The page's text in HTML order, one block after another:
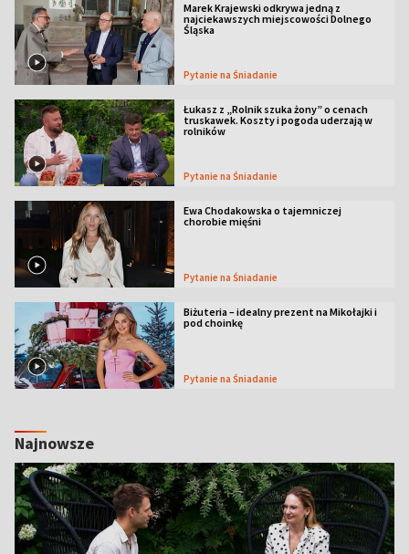
Marek Krajewski odkrywa jedną z
najciekawszych miejscowości Dolnego
Śląska
Pytanie na Śniadanie
Łukasz z „Rolnik szuka żony” o cenach
truskawek. Koszty i pogoda uderzają w
rolników
Pytanie na Śniadanie
Ewa Chodakowska o tajemniczej
chorobie mięśni
Pytanie na Śniadanie
Biżuteria – idealny prezent na Mikołajki i
pod choinkę
Pytanie na Śniadanie
Najnowsze